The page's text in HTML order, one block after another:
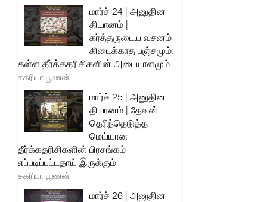
மார்ச் 24 | அனுதின
தியானம் |
கர்த்தருடைய வசனம்
கிடைக்காத பஞ்சமும்,
கள்ள தீர்க்கதரிசிகளின் அடையாளமும்
சகரியா பூணன்
மார்ச் 25 | அனுதின
தியானம் | தேவன்
தெரிந்தெடுத்த
மெய்யான
தீர்க்கதரிசிகளின் பிரசங்கம்
எப்படிப்பட்டதாய் இருக்கும்
சகரியா பூணன்
மார்ச் 26 | அனுதின